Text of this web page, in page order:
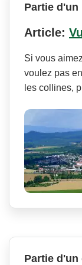
Partie
Article:
Si vous
voulez pas
les collines,
Partie